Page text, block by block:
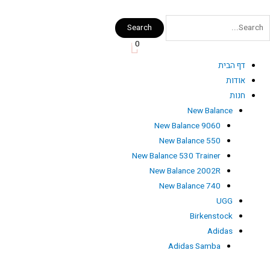
Search
0
דף הבית
אודות
חנות
New Balance
New Balance 9060
New Balance 550
New Balance 530 Trainer
New Balance 2002R
New Balance 740
UGG
Birkenstock
Adidas
Adidas Samba